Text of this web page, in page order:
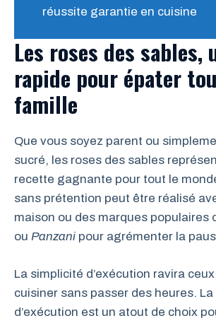
réussite garantie en cuisine
Les roses des
rapide pour épater
famille
Que vous soyez parent ou
sucré, les roses des sables
recette gagnante pour tout le
sans prétention peut être réalisé
maison ou des marques populaires
ou Panzani pour agrémenter la
La simplicité d’exécution ravira
cuisiner sans passer des heures.
d’exécution est un atout de choix